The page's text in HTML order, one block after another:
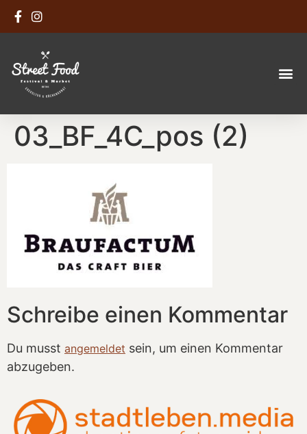
03_BF_4C_pos (2)
Schreibe einen Kommentar
Du musst angemeldet sein, um einen Kommentar
abzugeben.